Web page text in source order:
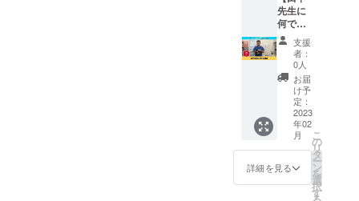
ステア
リン酸
ソルビ
タン、
ステア
リン酸
グリセ
ジル、
セテア
リルグ
ルコシ
ド、シ
アルミ
ナ、酸
い。直
射日光
を避
け、常
温で保
管して
下さ
い。 そ
の他：
飲用不
可。ス
テンレ
の金属
製品や
ださ
い。 ※
ネット
ワーク
販売ま
たは企
業イ
メージ
が相違
する場
合等、
させて
いただ
ワーク
販売ま
たは企
業イ
メージ
が相違
する場
合等、
お断り
させて
いただ
く場合
があり
パネル
にあな
たの会
社のお
名前を
企業ス
ポン
サーと
して掲
載いた
しま
す。 ■
詳細 ・
先生に
何でも
相談】
一般社
団法人
いのち
のこ
え・い
すみ動
物病院
院長の
田中先
生に何
でも相
談がで
支援
者：
0人
お届
け予
定：
2023
年02
月
詳細を見る
こ
の
リ
タ
ー
ン
を
選
択
す